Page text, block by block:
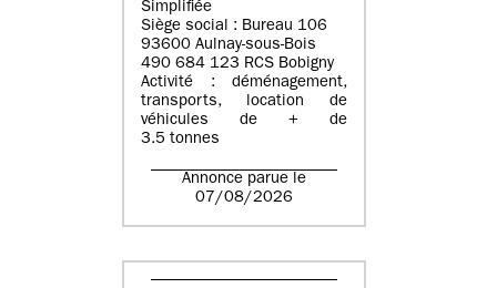
Simplifiée
Siège social : Bureau 106
93600 Aulnay-sous-Bois
490 684 123 RCS Bobigny
Activité : déménagement,
transports, location de
véhicules de + de
3.5 tonnes
Annonce parue le
07/08/2026